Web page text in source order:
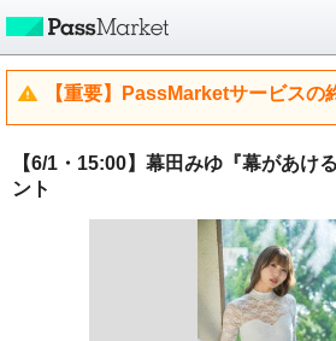
【重要】PassMarketサービスの
【6/1・15:00】幕田みゆ『幕があけ
ント